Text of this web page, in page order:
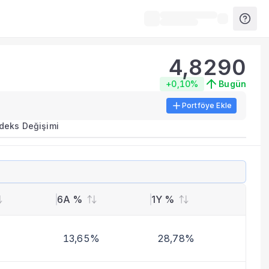
metrikleri listelenir.
benzer fonları inceleyebilirsiniz.
4,8290
+0,10% Bugün
Portföye Ekle
Değişimi
6A % 1Y %
13,65% 28,78%